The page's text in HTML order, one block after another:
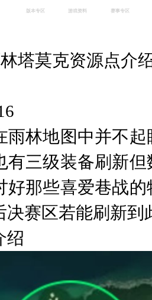
版本专区 游戏资料 赛事专区
体验服 视频中心 授权赛 腾
林塔莫克资源点介
雨林地图中并不
有三级装备刷新
好那些喜爱巷战
决赛区若能刷新到
绍